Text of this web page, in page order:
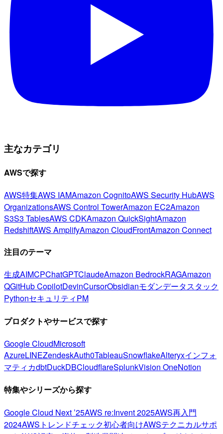
主なカテゴリ
AWSで探す
AWS特集AWS IAMAmazon CognitoAWS Security HubAWS
OrganizationsAWS Control TowerAmazon EC2Amazon
S3S3 TablesAWS CDKAmazon QuickSightAmazon
RedshiftAWS AmplifyAmazon CloudFrontAmazon Connect
注目のテーマ
生成AIMCPChatGPTClaudeAmazon BedrockRAGAmazon
QGitHub CopilotDevinCursorObsidianモダンデータスタック
PythonセキュリティPM
プロダクトやサービスで探す
Google CloudMicrosoft
AzureLINEZendeskAuth0TableauSnowflakeAlteryxインフォ
マティカdbtDuckDBCloudflareSplunkVision OneNotion
特集やシリーズから探す
Google Cloud Next ’25AWS re:Invent 2025AWS再入門
2024AWSトレンドチェック初心者向けAWSテクニカルサポ